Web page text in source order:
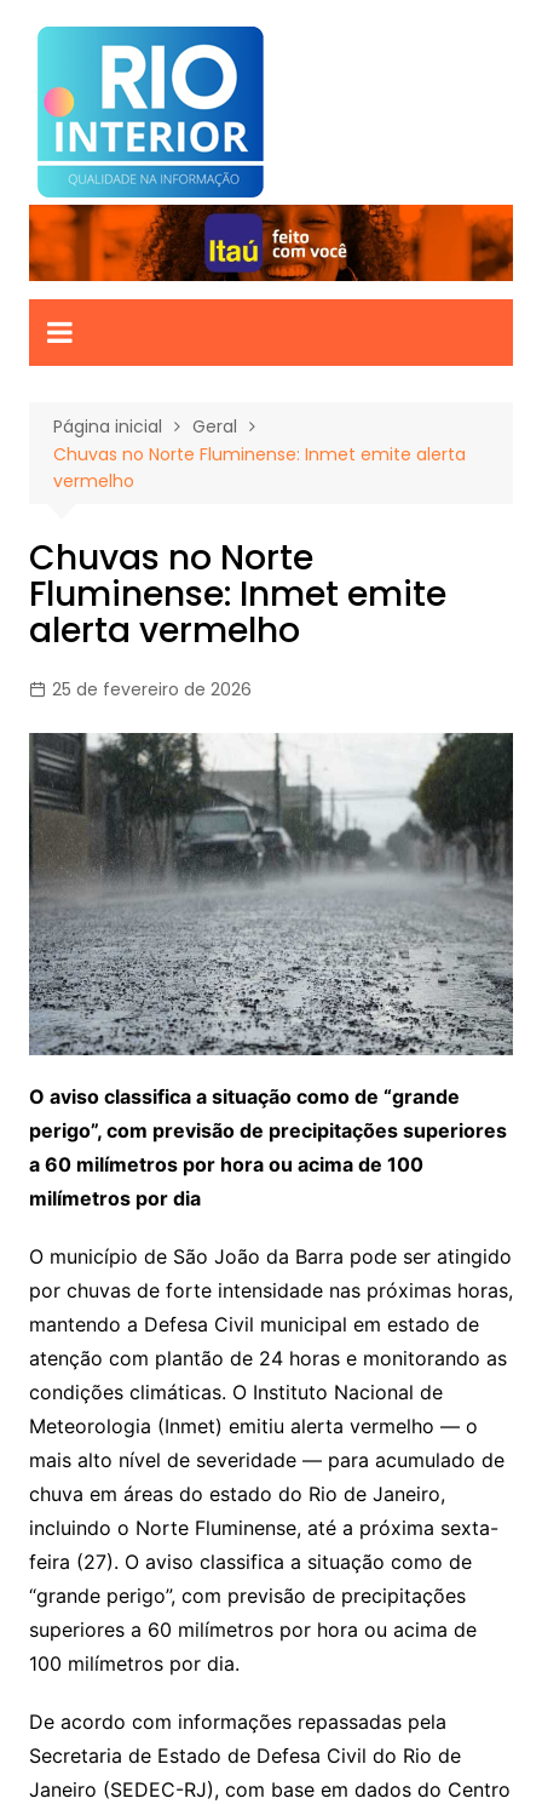
para
conteúdo
Página inicial
Geral
Chuvas no Norte Fluminense: Inmet emite alerta
vermelho
Chuvas no Norte
Fluminense: Inmet emite
alerta vermelho
25 de fevereiro de 2026
O aviso classifica a situação como de “grande
perigo”, com previsão de precipitações superiores
a 60 milímetros por hora ou acima de 100
milímetros por dia
O município de São João da Barra pode ser atingido
por chuvas de forte intensidade nas próximas horas,
mantendo a Defesa Civil municipal em estado de
atenção com plantão de 24 horas e monitorando as
condições climáticas. O Instituto Nacional de
Meteorologia (Inmet) emitiu alerta vermelho — o
mais alto nível de severidade — para acumulado de
chuva em áreas do estado do Rio de Janeiro,
incluindo o Norte Fluminense, até a próxima sexta-
feira (27). O aviso classifica a situação como de
“grande perigo”, com previsão de precipitações
superiores a 60 milímetros por hora ou acima de
100 milímetros por dia.
De acordo com informações repassadas pela
Secretaria de Estado de Defesa Civil do Rio de
Janeiro (SEDEC-RJ), com base em dados do Centro